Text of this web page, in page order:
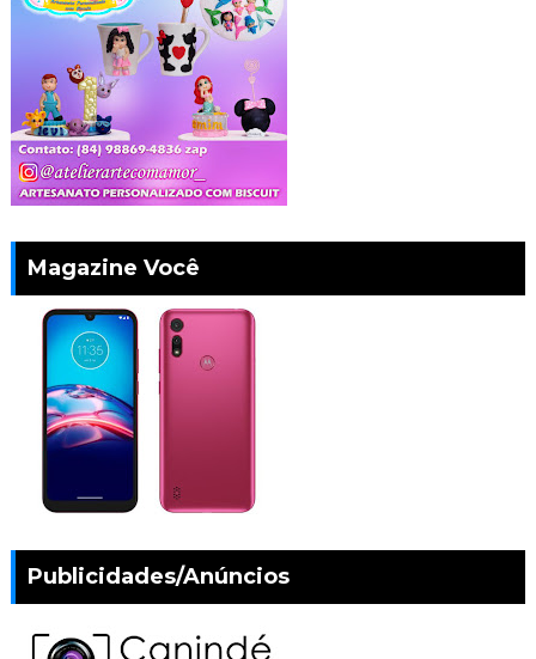
Magazine Você
Publicidades/Anúncios